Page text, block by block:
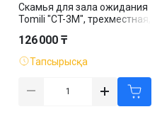
Скамья для зала ожидания
Tomili "СT-3М", трехместная,
ассорти
126 000 ₸
Тапсырысқа